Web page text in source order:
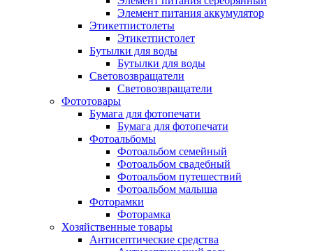
Элемент питания аккумулятор
Этикетпистолеты
Этикетпистолет
Бутылки для воды
Бутылки для воды
Световозвращатели
Световозвращатели
Фототовары
Бумага для фотопечати
Бумага для фотопечати
Фотоальбомы
Фотоальбом семейный
Фотоальбом свадебный
Фотоальбом путешествий
Фотоальбом малыша
Фоторамки
Фоторамка
Хозяйственные товары
Антисептические средства